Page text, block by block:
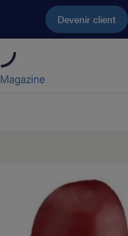
Aller au contenu principal
Devenir client